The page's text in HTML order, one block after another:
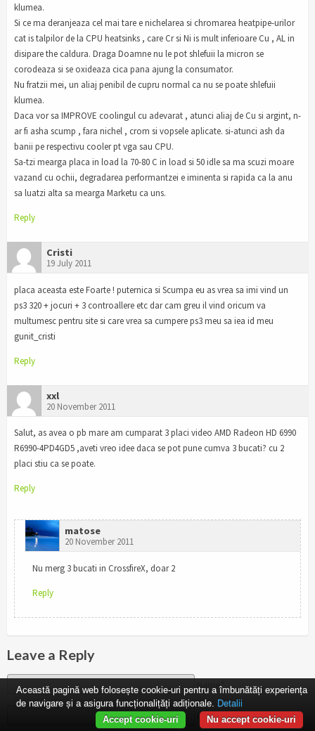
klumea.
Si ce ma deranjeaza cel mai tare e nichelarea si chromarea heatpipe-urilor
cat is talpilor de la CPU heatsinks , care Cr si Ni is mult inferioare Cu , AL in
disipare the caldura. Draga Doamne nu le pot shlefuii la micron se
corodeaza si se oxideaza cica pana ajung la consumator.
Nu fratzii mei, un aliaj penibil de cupru normal ca nu se poate shlefuii
klumea.
Daca vor sa IMPROVE coolingul cu adevarat , atunci aliaj de Cu si argint, n-
ar fi asha scump , fara nichel , crom si vopsele aplicate. si-atunci ash da
banii pe respectivu cooler pt vga sau CPU.
Sa-tzi mearga placa in load la 70-80 C in load si 50 idle sa ma scuzi moare
vazand cu ochii, degradarea performantzei e iminenta si rapida ca la anu
sa luatzi alta sa mearga Marketu ca uns.
Reply
Cristi
19 July 2011
placa aceasta este Foarte ! puternica si Scumpa eu as vrea sa imi vind un
ps3 320 + jocuri + 3 controallere etc dar cam greu il vind oricum va
multumesc pentru site si care vrea sa cumpere ps3 meu sa iea id meu
gunit_cristi
Reply
xxl
20 November 2011
Salut, as avea o pb mare am cumparat 3 placi video AMD Radeon HD 6990
R6990-4PD4GD5 ,aveti vreo idee daca se pot pune cumva 3 bucati? cu 2
placi stiu ca se poate.
Reply
matose
20 November 2011
Nu merg 3 bucati in CrossfireX, doar 2
Reply
Leave a Reply
Name*
E-Mail*
Această pagină web folosește cookie-uri pentru a îmbunătăți experiența
de navigare și a asigura funcționalițăți adiționale. Detalii
Nu accept cookie-uri
Accept cookie-uri